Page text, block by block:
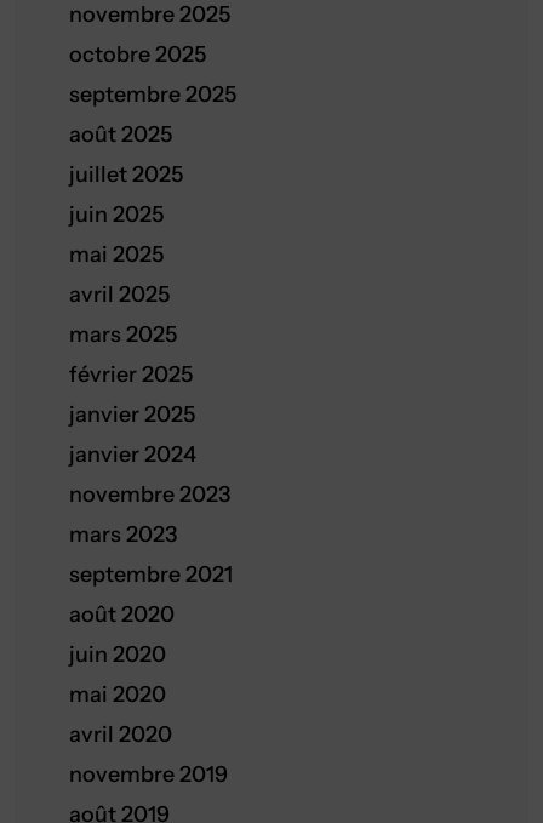
novembre 2025
octobre 2025
septembre 2025
août 2025
juillet 2025
juin 2025
mai 2025
avril 2025
mars 2025
février 2025
janvier 2025
janvier 2024
novembre 2023
mars 2023
septembre 2021
août 2020
juin 2020
mai 2020
avril 2020
novembre 2019
août 2019